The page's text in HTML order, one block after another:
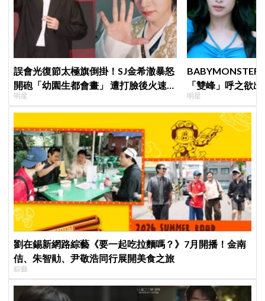
誤會光復節太極旗倒掛！SJ金希澈暴怒
開砲「幼園生都會畫」 遭打臉後火速道
歉：是我蠢
明星
BABYMONSTER
「雙峰」呼之欲
小動作！網：造
明星
劉在錫新網路綜藝《要一起吃拉麵嗎？》7月開播！金南
佶、朱智勛、尹敬浩同行展開美食之旅
綜藝